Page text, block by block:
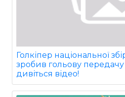
Голкіпер національної
зробив гольову передачу
дивіться відео!